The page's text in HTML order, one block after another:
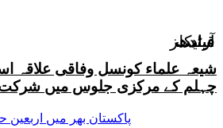
سندھ
قیادت
آرٹیکلز
قیادت
قیادت
سندھ
شیعہ علماء کونسل وفاقی علاقہ
چہلم کے مرکزی جلوس میں